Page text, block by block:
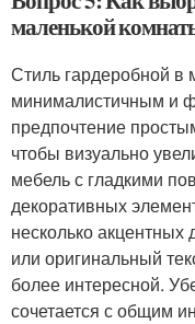
маленькой
Стиль гардеробной в
минималистичным и
предпочтение
чтобы визуально
мебель с гладкими
декоративных
несколько акцентных
или оригинальный
более интересной.
сочетается с общим